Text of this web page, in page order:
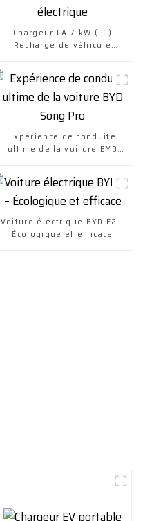
Chargeur CA 7 kW (PC)
Recharge de véhicule
Expérience de conduite
ultime de la voiture BYD
Voiture électrique BYD E2 –
Écologique et efficace